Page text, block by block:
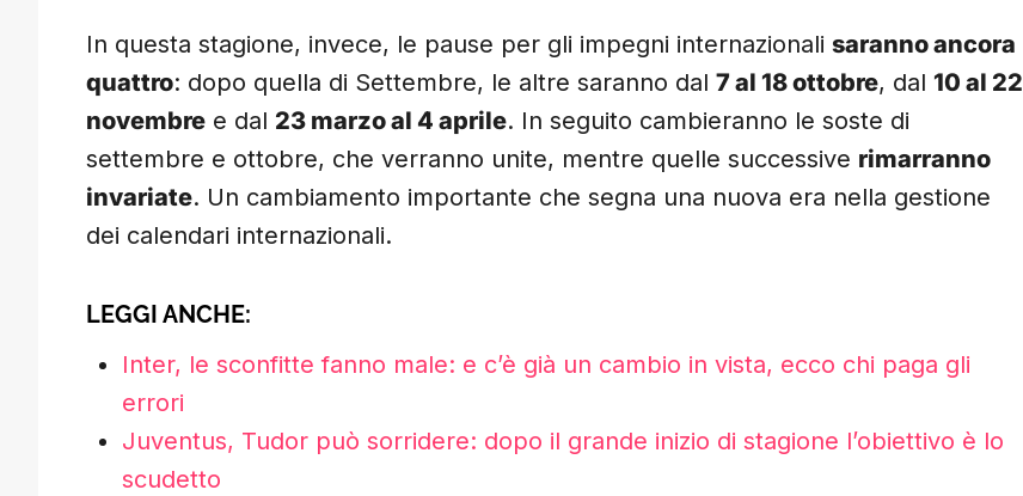
In questa stagione, invece, le pause per gli impegni internazionali saranno ancora
quattro: dopo quella di Settembre, le altre saranno dal 7 al 18 ottobre, dal 10 al 22
novembre e dal 23 marzo al 4 aprile. In seguito cambieranno le soste di
settembre e ottobre, che verranno unite, mentre quelle successive rimarranno
invariate. Un cambiamento importante che segna una nuova era nella gestione
dei calendari internazionali.
LEGGI ANCHE:
Inter, le sconfitte fanno male: e c’è già un cambio in vista, ecco chi paga gli
errori
Juventus, Tudor può sorridere: dopo il grande inizio di stagione l’obiettivo è lo
scudetto